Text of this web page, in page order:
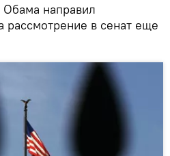
направил
рассмотрение в сенат еще